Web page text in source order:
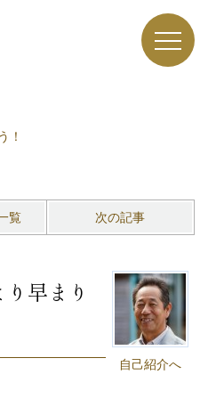
！
覧 次の記事
自己紹介へ
早まり